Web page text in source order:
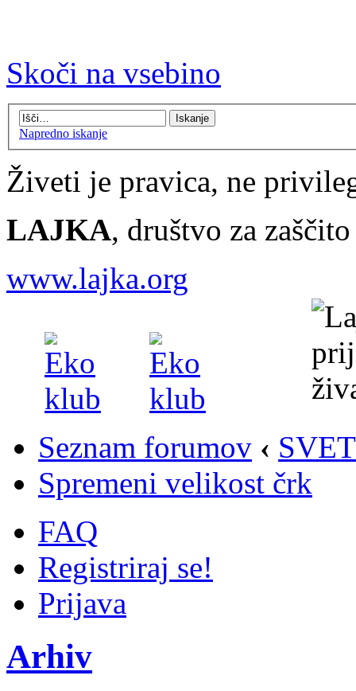
Skoči na vsebino
Napredno iskanje
Živeti je pravica, ne
LAJKA, društvo za
www.lajka.org
Seznam forumov ‹
Spremeni velikost črk
FAQ
Registriraj se!
Prijava
Arhiv